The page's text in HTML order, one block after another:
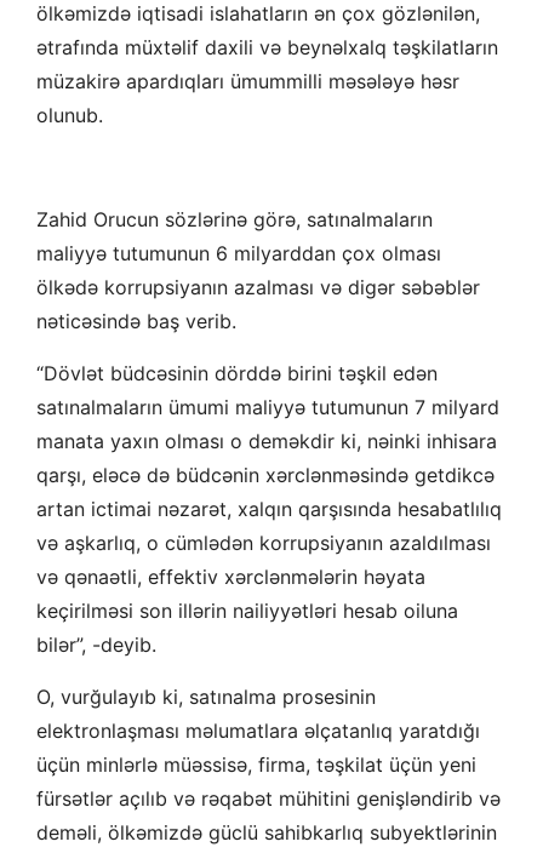
ölkəmizdə iqtisadi islahatların ən çox gözlənilən,
ətrafında müxtəlif daxili və beynəlxalq təşkilatların
müzakirə apardıqları ümummilli məsələyə həsr
olunub.
Zahid Orucun sözlərinə görə, satınalmaların
maliyyə tutumunun 6 milyarddan çox olması
ölkədə korrupsiyanın azalması və digər səbəblər
nəticəsində baş verib.
“Dövlət büdcəsinin dörddə birini təşkil edən
satınalmaların ümumi maliyyə tutumunun 7 milyard
manata yaxın olması o deməkdir ki, nəinki inhisara
qarşı, eləcə də büdcənin xərclənməsində getdikcə
artan ictimai nəzarət, xalqın qarşısında hesabatlılıq
və aşkarlıq, o cümlədən korrupsiyanın azaldılması
və qənaətli, effektiv xərclənmələrin həyata
keçirilməsi son illərin nailiyyətləri hesab oiluna
bilər”, -deyib.
O, vurğulayıb ki, satınalma prosesinin
elektronlaşması məlumatlara əlçatanlıq yaratdığı
üçün minlərlə müəssisə, firma, təşkilat üçün yeni
fürsətlər açılıb və rəqabət mühitini genişləndirib və
deməli, ölkəmizdə güclü sahibkarlıq subyektlərinin